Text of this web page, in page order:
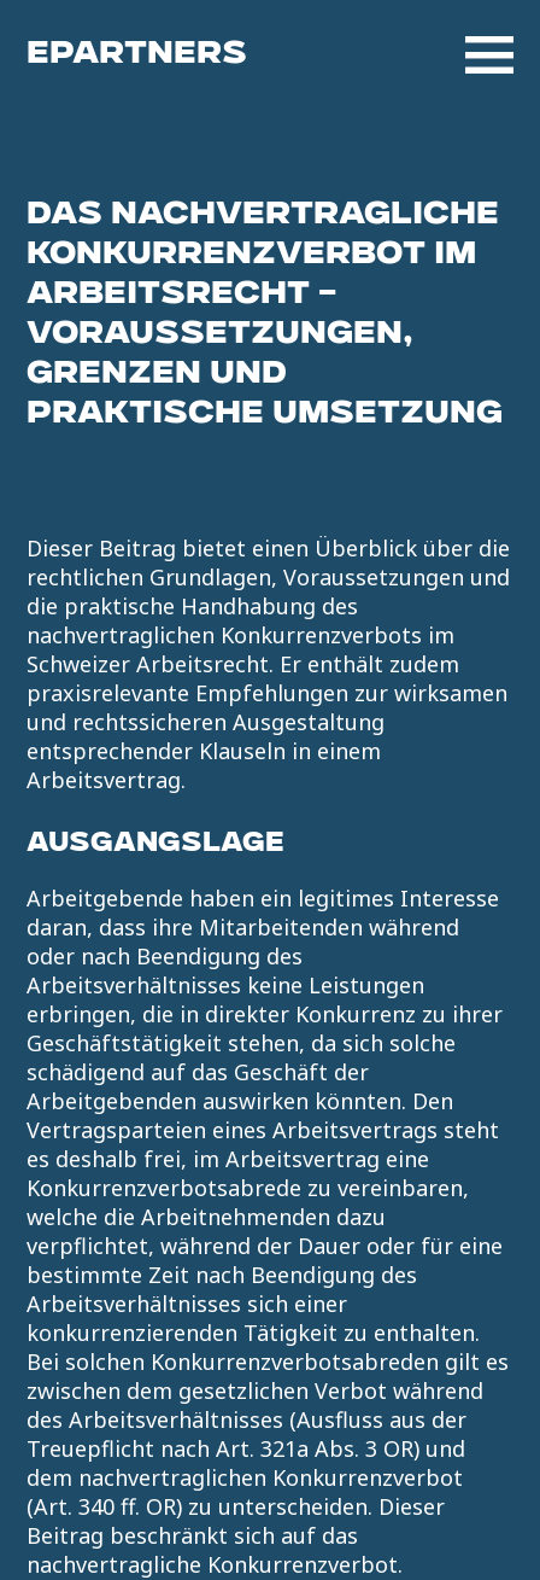
EPARTNERS
DAS NACHVERTRAGLICHE
KONKURRENZVERBOT IM
ARBEITSRECHT –
VORAUSSETZUNGEN,
GRENZEN UND
PRAKTISCHE UMSETZUNG
Dieser Beitrag bietet einen Überblick über die
rechtlichen Grundlagen, Voraussetzungen und
die praktische Handhabung des
nachvertraglichen Konkurrenzverbots im
Schweizer Arbeitsrecht. Er enthält zudem
praxisrelevante Empfehlungen zur wirksamen
und rechtssicheren Ausgestaltung
entsprechender Klauseln in einem
Arbeitsvertrag.
AUSGANGSLAGE
Arbeitgebende haben ein legitimes Interesse
daran, dass ihre Mitarbeitenden während
oder nach Beendigung des
Arbeitsverhältnisses keine Leistungen
erbringen, die in direkter Konkurrenz zu ihrer
Geschäftstätigkeit stehen, da sich solche
schädigend auf das Geschäft der
Arbeitgebenden auswirken könnten. Den
Vertragsparteien eines Arbeitsvertrags steht
es deshalb frei, im Arbeitsvertrag eine
Konkurrenzverbotsabrede zu vereinbaren,
welche die Arbeitnehmenden dazu
verpflichtet, während der Dauer oder für eine
bestimmte Zeit nach Beendigung des
Arbeitsverhältnisses sich einer
konkurrenzierenden Tätigkeit zu enthalten.
Bei solchen Konkurrenzverbotsabreden gilt es
zwischen dem gesetzlichen Verbot während
des Arbeitsverhältnisses (Ausfluss aus der
Treuepflicht nach Art. 321a Abs. 3 OR) und
dem nachvertraglichen Konkurrenzverbot
(Art. 340 ff. OR) zu unterscheiden. Dieser
Beitrag beschränkt sich auf das
nachvertragliche Konkurrenzverbot.